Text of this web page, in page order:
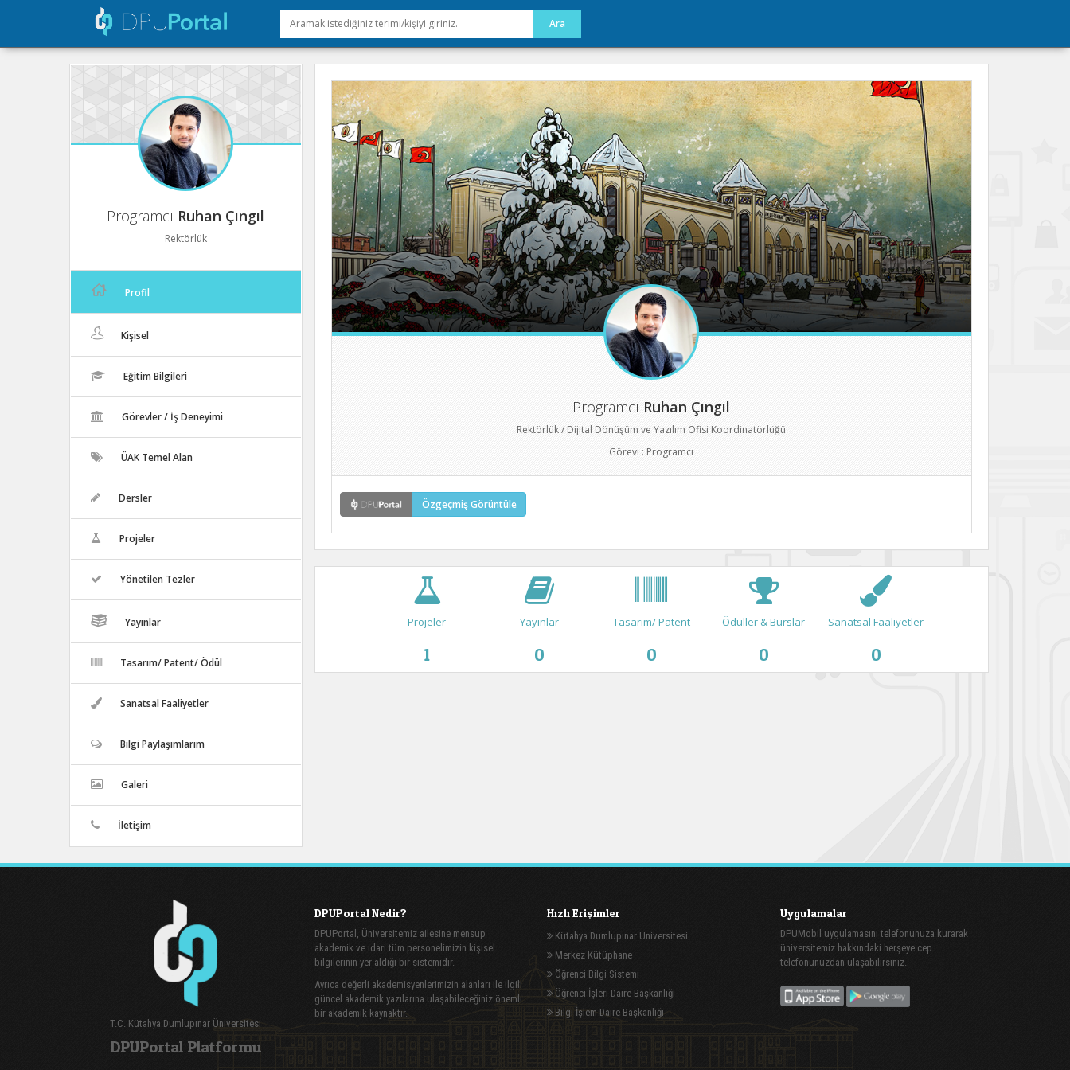
Programcı Ruhan Çıngıl
Rektörlük
Profil
Kişisel
Eğitim Bilgileri
Görevler / İş Deneyimi
ÜAK Temel Alan
Dersler
Projeler
Yönetilen Tezler
Yayınlar
Tasarım/ Patent/ Ödül
Sanatsal Faaliyetler
Bilgi Paylaşımlarım
Galeri
İletişim
Programcı Ruhan Çıngıl
Rektörlük / Dijital Dönüşüm ve Yazılım Ofisi Koordinatörlüğü
Görevi : Programcı
Özgeçmiş Görüntüle
Projeler
1
Yayınlar
0
Tasarım/ Patent
0
Ödüller & Burslar
0
Sanatsal Faaliyetler
0
T.C. Kütahya Dumlupınar Üniversitesi
DPUPortal Platformu
DPUPortal Nedir?
DPUPortal, Üniversitemiz ailesine mensup
akademik ve idari tüm personelimizin kişisel
bilgilerinin yer aldığı bir sistemidir.
Ayrıca değerli akademisyenlerimizin alanları ile ilgili
güncel akademik yazılarına ulaşabileceğiniz önemli
bir akademik kaynaktır.
Hızlı Erişimler
Kütahya Dumlupınar Üniversitesi
Merkez Kütüphane
Öğrenci Bilgi Sistemi
Öğrenci İşleri Daire Başkanlığı
Bilgi İşlem Daire Başkanlığı
Uygulamalar
DPUMobil uygulamasını telefonunuza kurarak
üniversitemiz hakkındaki herşeye cep
telefonunuzdan ulaşabilirsiniz.